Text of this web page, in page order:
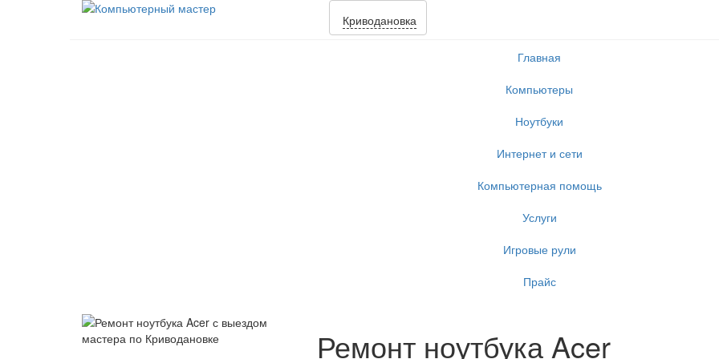
Криводановка
Главная
Компьютеры
Ноутбуки
Интернет и сети
Компьютерная помощь
Услуги
Игровые рули
Прайс
Ремонт ноутбука Acer